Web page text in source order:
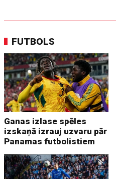
FUTBOLS
Ganas izlase spēles
izskaņā izrauj uzvaru pār
Panamas futbolistiem